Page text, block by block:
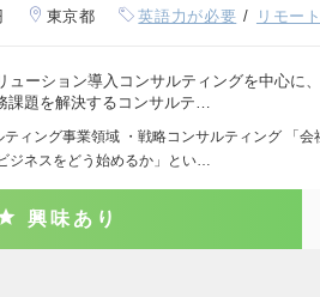
東京都 英語力が必要 リモー
ューション導入コンサルティングを中心に
課題を解決するコンサルテ…
ィング事業領域 ・戦略コンサルティング 「会
ジネスをどう始めるか」とい…
興味あり